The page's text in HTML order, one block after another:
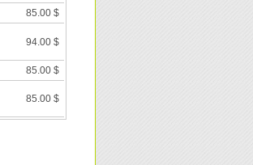
85.00 $
94.00 $
85.00 $
85.00 $